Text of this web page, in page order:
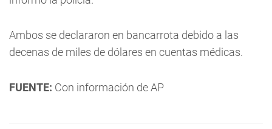
Ambos se declararon en bancarrota debido a las
decenas de miles de dólares en cuentas médicas.
FUENTE: Con información de AP